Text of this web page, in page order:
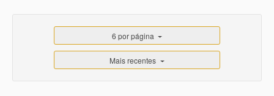
6 por página
Mais recentes